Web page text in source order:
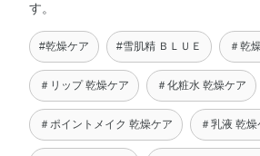
す。
#乾燥ケア #雪肌精 ＢＬＵＥ ＃乾
＃リップ 乾燥ケア ＃化粧水 乾燥ケア
＃ポイントメイク 乾燥ケア ＃乳液 乾燥